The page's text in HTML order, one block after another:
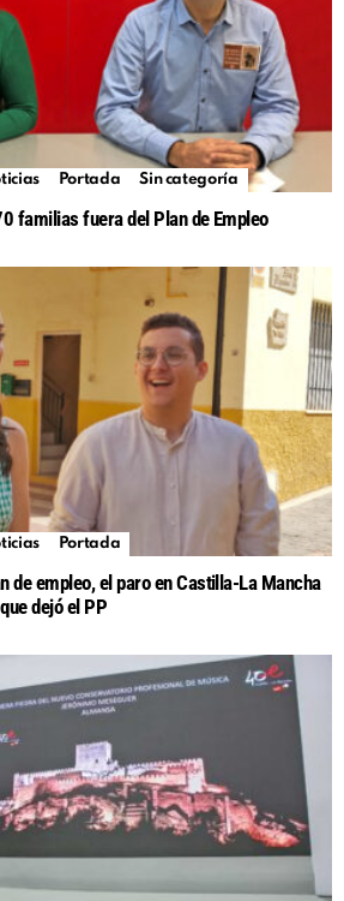
Portada Sin categoría
familias fuera del Plan de Empleo
Portada
de empleo, el paro en Castilla-La Mancha
dejó el PP